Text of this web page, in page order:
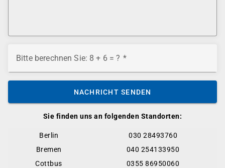
Sie finden uns an folgenden Standorten:
Berlin
030 28493760
Bremen
040 254133950
Cottbus
0355 86950060
Bitte berechnen Sie: 8 + 6 = ?
NACHRICHT SENDEN